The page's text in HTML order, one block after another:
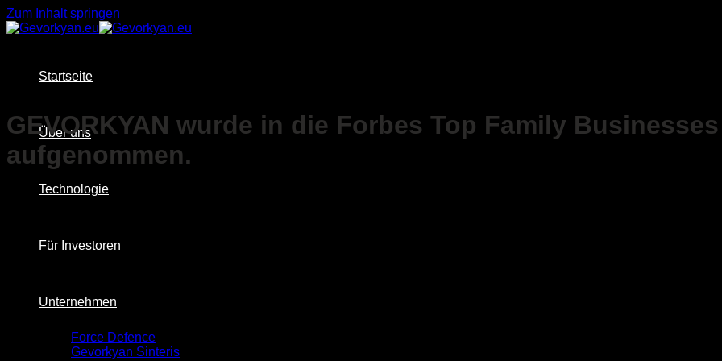
Zum Inhalt springen
Startseite
Über uns
Technologie
Für Investoren
Unternehmen
Force Defence
Gevorkyan Sinteris
GEVORKYAN wurde in die Forbes Top Family
aufgenommen.